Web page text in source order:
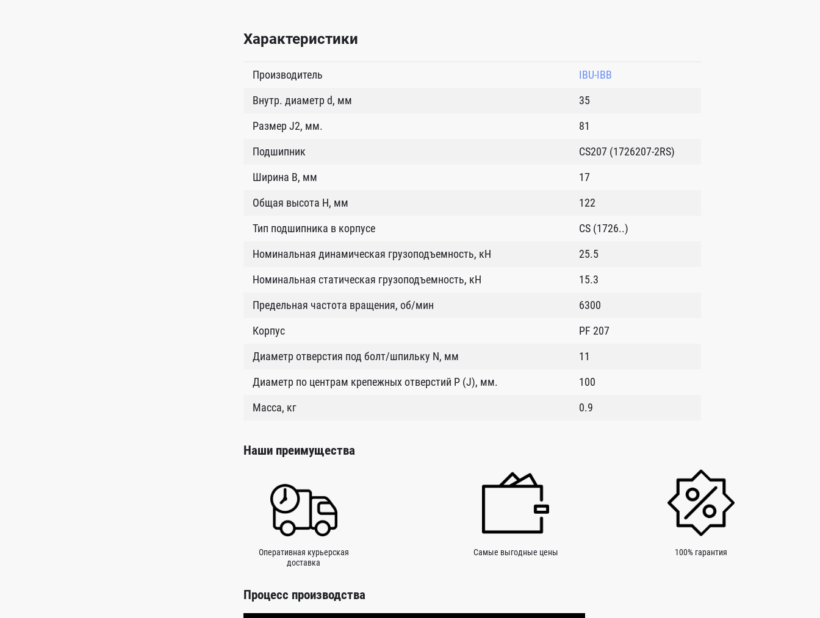
Характеристики
Производитель
IBU-IBB
Внутр. диаметр d, мм
35
Размер J2, мм.
81
Подшипник
CS207 (1726207-2RS)
Ширина B, мм
17
Общая высота H, мм
122
Тип подшипника в корпусе
CS (1726..)
Номинальная динамическая грузоподъемность, кН
25.5
Номинальная статическая грузоподъемность, кН
15.3
Предельная частота вращения, об/мин
6300
Корпус
PF 207
Диаметр отверстия под болт/шпильку N, мм
11
Диаметр по центрам крепежных отверстий P (J), мм.
100
Масса, кг
0.9
Наши преимущества
Оперативная курьерская
доставка
Самые выгодные цены 100% гарантия
Процесс производства